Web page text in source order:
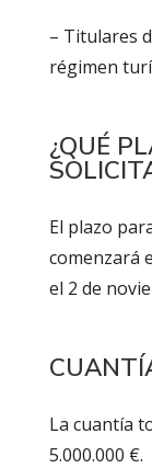
– Titulares
régimen
¿QUÉ
El plazo
comenzará
el 2 de
La cuantía
5.000.000 €.